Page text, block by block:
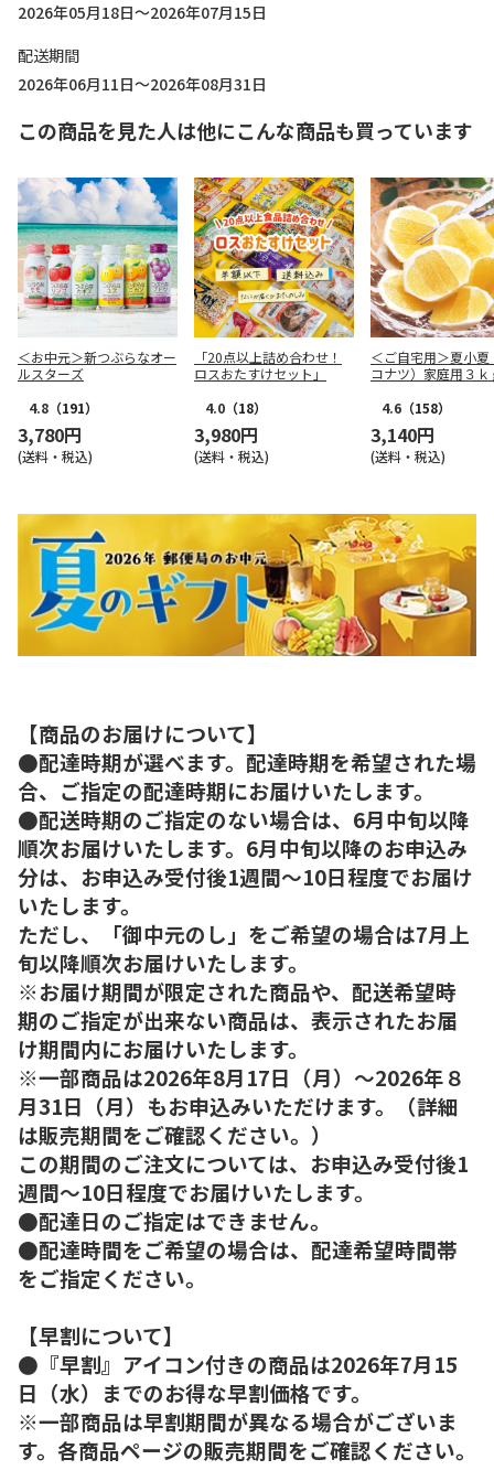
2026年05月18日～2026年07月15日
配送期間
2026年06月11日～2026年08月31日
この商品を見た人は他にこんな商品も買っています
＜お中元＞新つぶらなオー
ルスターズ
4.8 （191）
3,780円
(送料・税込)
「20点以上詰め合わせ！
ロスおたすけセット」
4.0 （18）
3,980円
(送料・税込)
＜ご自宅用＞夏小夏
コナツ）家庭用３ｋ
4.6 （158）
3,140円
(送料・税込)
【商品のお届けについて】
●配達時期が選べます。配達時期を希望された場
合、ご指定の配達時期にお届けいたします。
●配送時期のご指定のない場合は、6月中旬以降
順次お届けいたします。6月中旬以降のお申込み
分は、お申込み受付後1週間～10日程度でお届け
いたします。
ただし、「御中元のし」をご希望の場合は7月上
旬以降順次お届けいたします。
※お届け期間が限定された商品や、配送希望時
期のご指定が出来ない商品は、表示されたお届
け期間内にお届けいたします。
※一部商品は2026年8月17日（月）～2026年８
月31日（月）もお申込みいただけます。（詳細
は販売期間をご確認ください。）
この期間のご注文については、お申込み受付後1
週間～10日程度でお届けいたします。
●配達日のご指定はできません。
●配達時間をご希望の場合は、配達希望時間帯
をご指定ください。
【早割について】
●『早割』アイコン付きの商品は2026年7月15
日（水）までのお得な早割価格です。
※一部商品は早割期間が異なる場合がございま
す。各商品ページの販売期間をご確認ください。